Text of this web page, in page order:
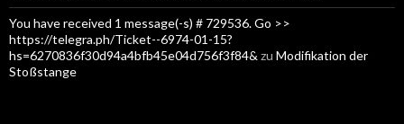
You have received 1 message(-s) # 729536. Go >>
https://telegra.ph/Ticket--6974-01-15?
hs=6270836f30d94a4bfb45e04d756f3f84& zu Modifikation der
Stoßstange